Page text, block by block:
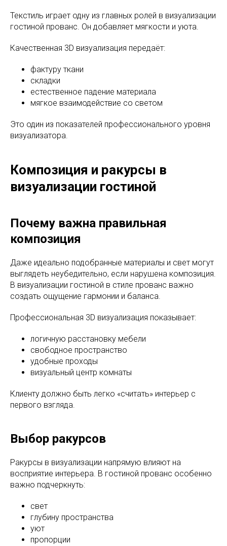
Текстиль играет одну из главных ролей в визуализации
гостиной прованс. Он добавляет мягкости и уюта.
Качественная 3D визуализация передаёт:
фактуру ткани
складки
естественное падение материала
мягкое взаимодействие со светом
Это один из показателей профессионального уровня
визуализатора.
Композиция и ракурсы в
визуализации гостиной
Почему важна правильная
композиция
Даже идеально подобранные материалы и свет могут
выглядеть неубедительно, если нарушена композиция.
В визуализации гостиной в стиле прованс важно
создать ощущение гармонии и баланса.
Профессиональная 3D визуализация показывает:
логичную расстановку мебели
свободное пространство
удобные проходы
визуальный центр комнаты
Клиенту должно быть легко «считать» интерьер с
первого взгляда.
Выбор ракурсов
Ракурсы в визуализации напрямую влияют на
восприятие интерьера. В гостиной прованс особенно
важно подчеркнуть:
свет
глубину пространства
уют
пропорции